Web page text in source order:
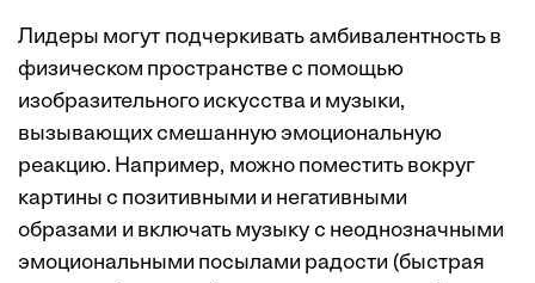
Лидеры могут подчеркивать амбивалентность в
физическом пространстве с помощью
изобразительного искусства и музыки,
вызывающих смешанную эмоциональную
реакцию. Например, можно поместить вокруг
картины с позитивными и негативными
образами и включать музыку с неоднозначными
эмоциональными посылами радости (быстрая